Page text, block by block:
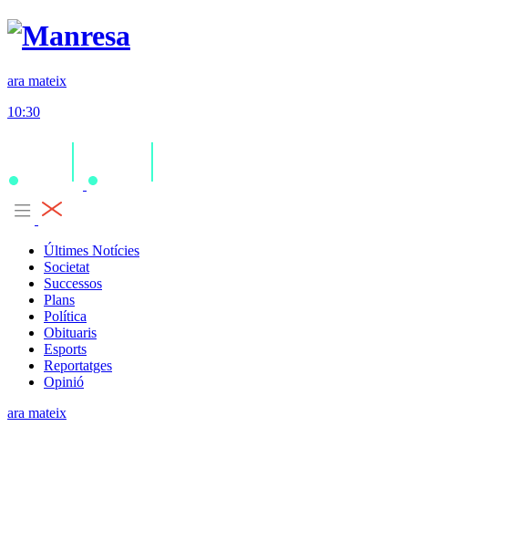
ara mateix
10:30
Últimes Notícies
Societat
Successos
Plans
Política
Obituaris
Esports
Reportatges
Opinió
ara mateix